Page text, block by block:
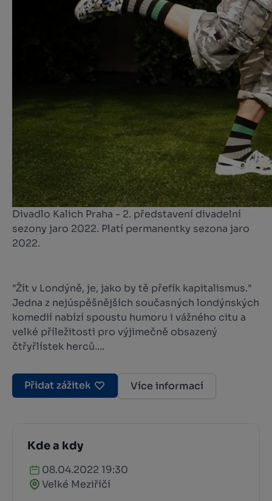
Divadlo Kalich Praha - 2. představení divadelní
sezony jaro 2022. Platí permanentky sezona jaro
2022.
"Žít v Londýně, je, jako by tě přefík kapitalismus."
Jedna z nejúspěšnějších současných londýnských
komedií nabízí spoustu humoru i vážného citu a
velké příležitosti pro výjimečně obsazený
čtřyřlístek herců....
Přidat zážitek Více informací
Kde a kdy
08.04.2022 19:30
Velké Meziříčí